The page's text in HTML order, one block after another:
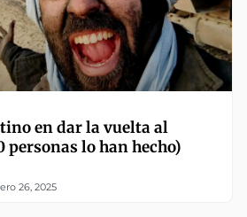
en dar la vuelta al
personas lo han hecho)
26, 2025